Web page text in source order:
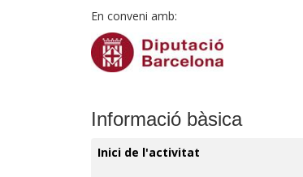
En conveni amb:
Informació bàsica
Inici de l'activitat